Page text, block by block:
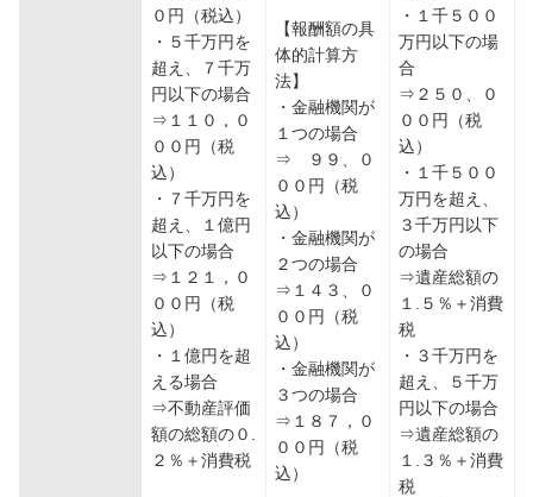
０円（税込）
・５千万円を
超え、７千万
円以下の場合
⇒１１０，０
００円（税
込）
・７千万円を
超え、１億円
以下の場合
⇒１２１，０
００円（税
込）
・１億円を超
える場合
⇒不動産評価
額の総額の０.
２％＋消費税
【報酬額の具
体的計算方
法】
・金融機関が
１つの場合
⇒ ９９、０
００円（税
込）
・金融機関が
２つの場合
⇒１４３、０
００円（税
込）
・金融機関が
３つの場合
⇒１８７，０
００円（税
込）
・１千５００
万円以下の場
合
⇒２５０、０
００円（税
込）
・１千５００
万円を超え、
３千万円以下
の場合
⇒遺産総額の
１.５％＋消費
税
・３千万円を
超え、５千万
円以下の場合
⇒遺産総額の
１.３％＋消費
税